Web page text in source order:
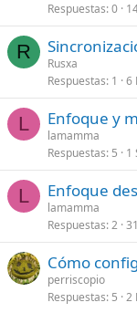
Respuestas 0
R
Rusxa
Respuestas 1 6
L Enfoque y
lamamma
Respuestas 5 1
L Enfoque
lamamma
Respuestas 2
Cómo
perriscopio
Respuestas 5 2